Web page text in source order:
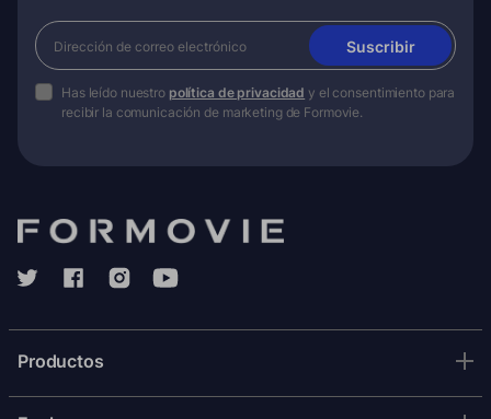
Suscribir
Has leído nuestro política de privacidad y el consentimiento para
recibir la comunicación de marketing de Formovie.
Productos